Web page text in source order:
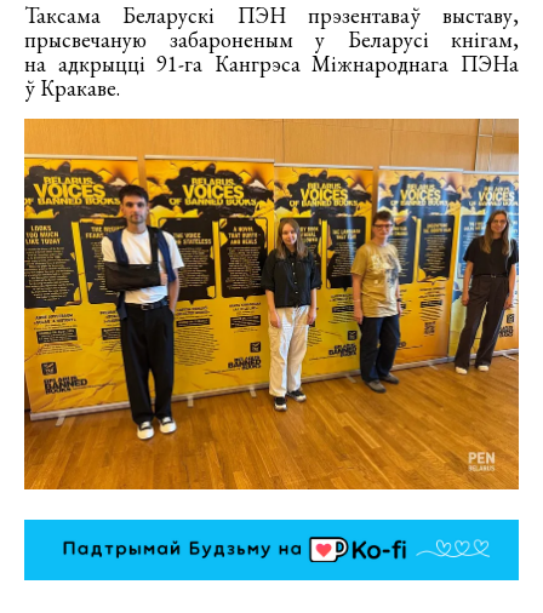
Таксама Беларускі ПЭН прэзентаваў выставу,
прысвечаную забароненым у Беларусі кнігам,
на адкрыцці 91-га Кангрэса Міжнароднага ПЭНа
ў Кракаве.